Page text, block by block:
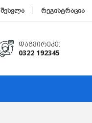
შესვლა რეგისტრაცია
Დაგვირეკე:
0322 192345